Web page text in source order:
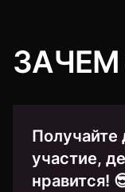
Получайте
участие,
нравится!